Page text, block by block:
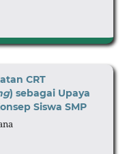
CRT
) sebagai Upaya
Siswa SMP